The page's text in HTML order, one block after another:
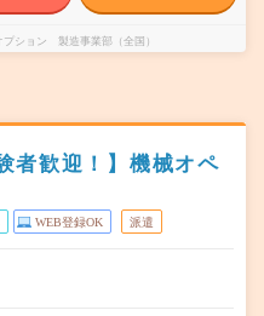
ション 製造事業部（全国）
者歓迎！】機械オペ
WEB登録OK 派遣